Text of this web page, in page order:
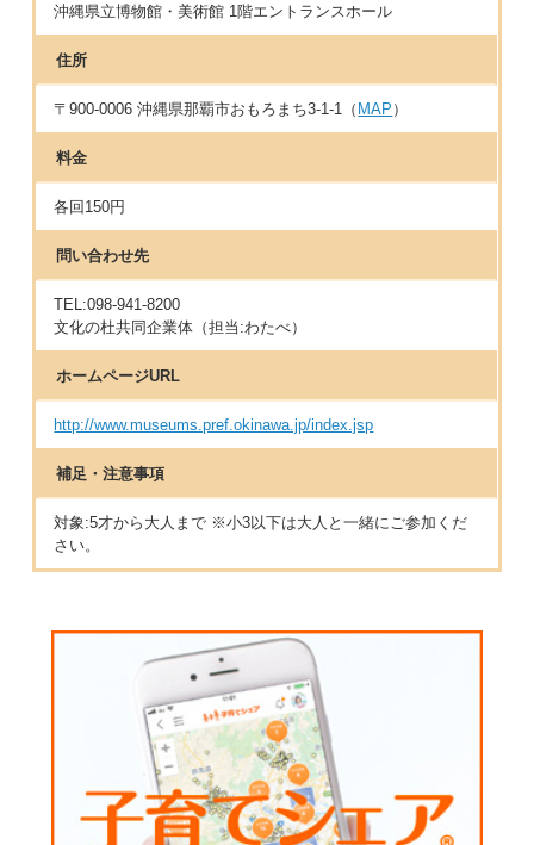
沖縄県立博物館・美術館 1階エントランスホール
住所
〒900-0006 沖縄県那覇市おもろまち3-1-1（ MAP ）
料金
各回150円
問い合わせ先
TEL:098-941-8200
文化の杜共同企業体（担当:わたべ）
ホームページURL
http://www.museums.pref.okinawa.jp/index.jsp
補足・注意事項
対象:5才から大人まで ※小3以下は大人と一緒にご参加くだ
さい。